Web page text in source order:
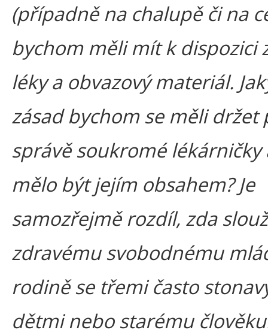
(případně na chalupě či na
bychom měli mít k dispozici
léky a obvazový materiál.
zásad bychom se měli držet
správě soukromé lékárničky
mělo být jejím obsahem? Je
samozřejmě rozdíl, zda
zdravému svobodnému
rodině se třemi často
dětmi nebo starému